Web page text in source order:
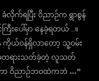
လိုက်ရပြီး ဝိညာဉ်က ရွာစွန်
းပေါ်မှာ နေခဲ့ရတယ် ..။
ယ်ဝန်ရှိလာတော့ သူ့ဝမ်း
မတရားသတ်ခဲ့တဲ့ လူသတ်
ခဲ့တာ ဝိညာဉ်ဘဝထဲကဘဲ …”